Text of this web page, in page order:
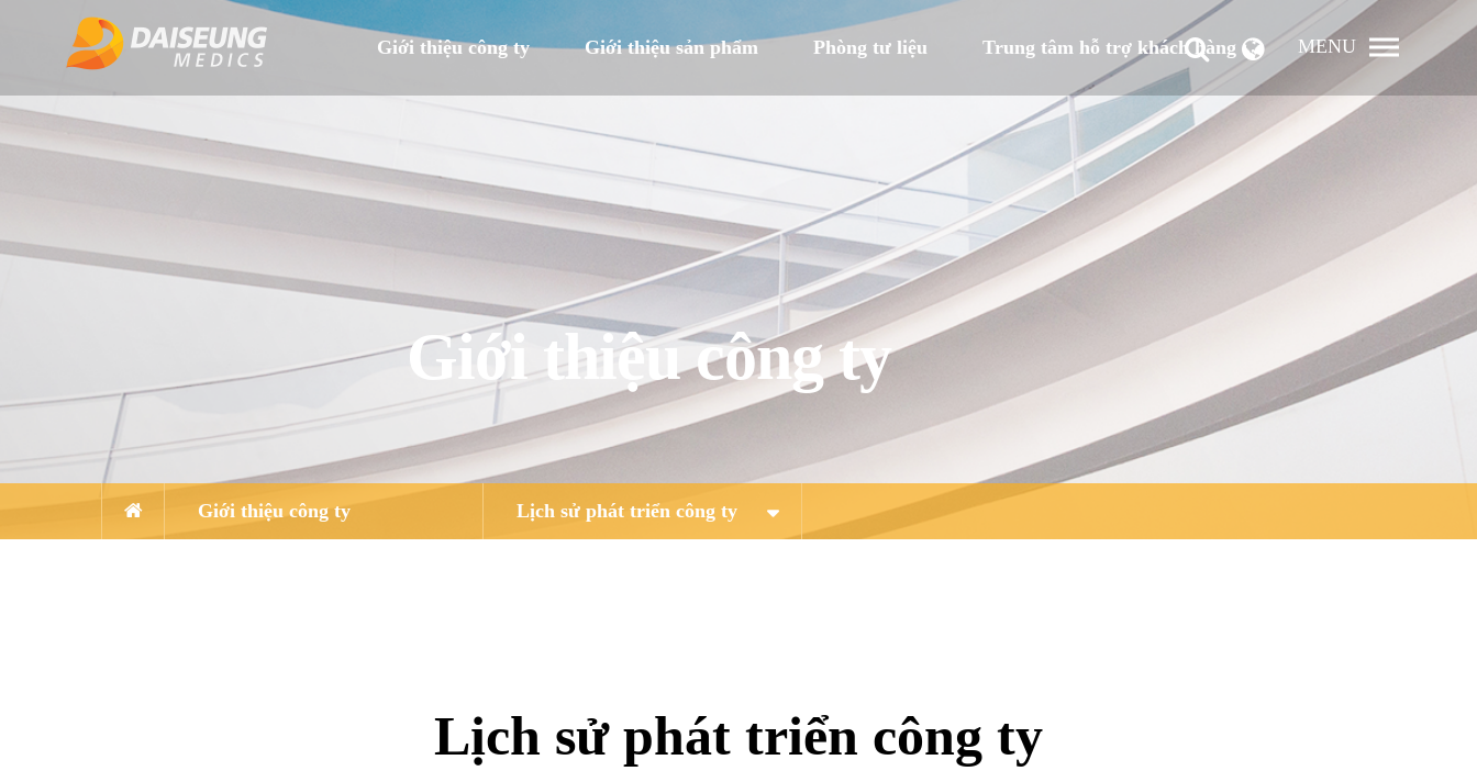
Giới thiệu công ty Giới thiệu sản phẩm Phòng tư liệu Trung tâm hỗ trợ khách hàng MENU
Giới thiệu công ty
Giới thiệu công ty Lịch sử phát triển công ty
Lịch sử phát triển công ty